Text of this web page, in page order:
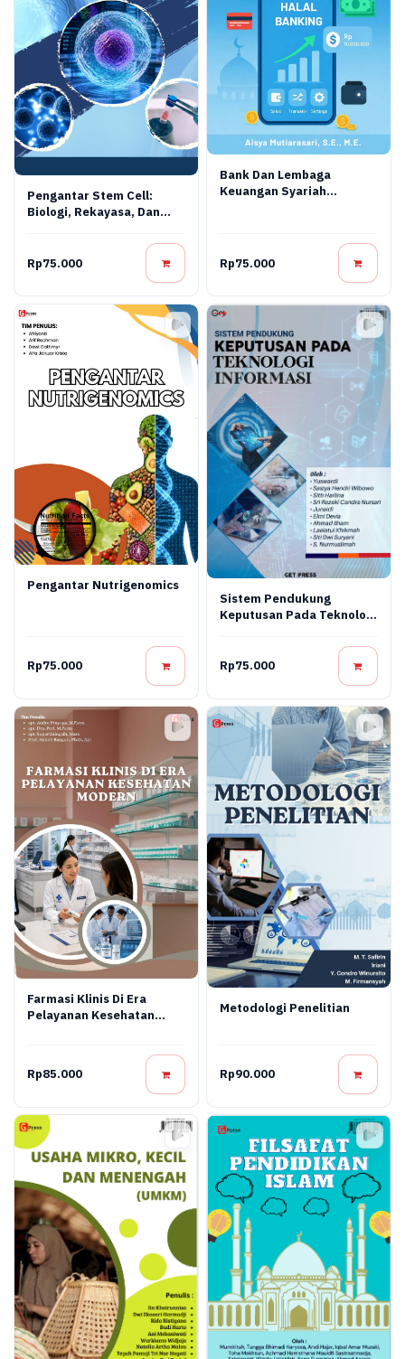
Pengantar Stem Cell:
Biologi, Rekayasa, Dan
Rp75.000
Bank Dan Lembaga
Keuangan Syariah
Rp75.000
Pengantar Nutrigenomics
Rp75.000
Sistem Pendukung
Keputusan Pada Teknologi
Rp75.000
Farmasi Klinis Di Era
Pelayanan Kesehatan
Rp85.000
Metodologi Penelitian
Rp90.000